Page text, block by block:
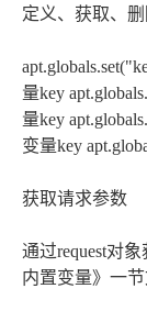
定义、获取、
量key
量key
变量key
获取请求参数
通过request对
内置变量》一节